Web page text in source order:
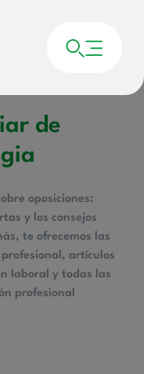
de
oposiciones:
y los consejos
te ofrecemos las
artículos
laboral y todas las
profesional